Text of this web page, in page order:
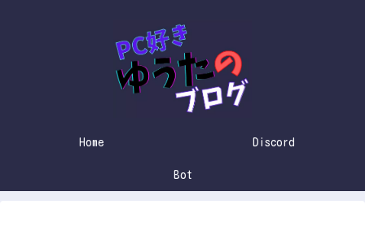
Home Discord
Bot